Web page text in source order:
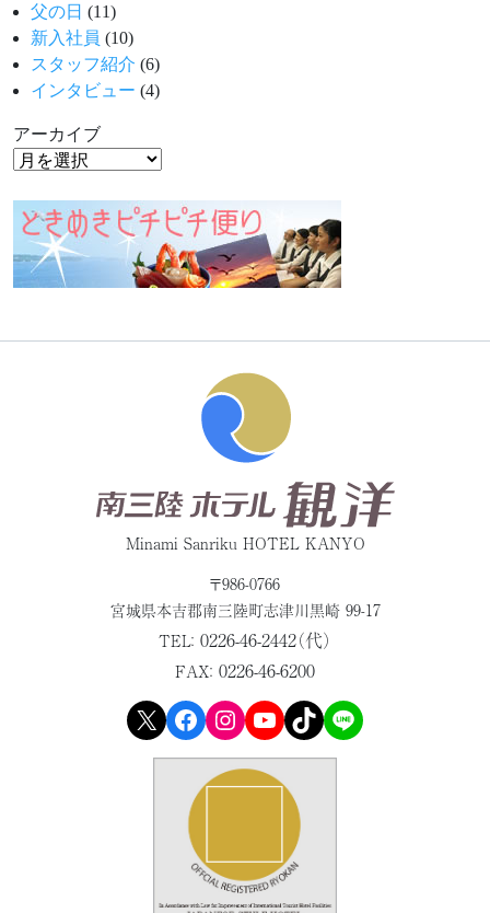
父の日 (11)
新入社員 (10)
スタッフ紹介 (6)
インタビュー (4)
アーカイブ
Minami Sanriku HOTEL KANYO
〒986-0766
宮城県本吉郡南三陸町志津川黒崎 99-17
TEL： 0226-46-2442（代）
FAX： 0226-46-6200
X Facebook Instagram YouTube TikTok LINE